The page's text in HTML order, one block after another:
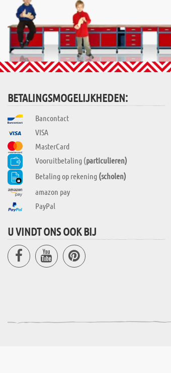
BETALINGSMOGELIJKHEDEN:
Bancontact
VISA
MasterCard
Vooruitbetaling (particulieren)
Betaling op rekening (scholen)
amazon pay
PayPal
U VINDT ONS OOK BIJ